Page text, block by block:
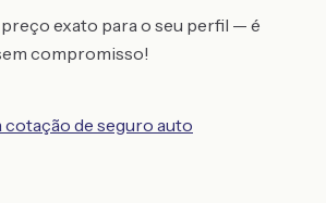
exato para o seu perfil — é
compromisso!
cotação de seguro auto